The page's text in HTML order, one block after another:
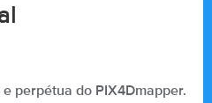
perpétua do PIX4Dmapper.